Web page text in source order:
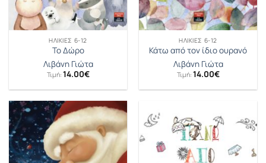
ΗΛΙΚΊΕΣ 6-12
Το Δώρο
Λιβάνη Γιώτα
Τιμή: 14.00€
ΗΛΙΚΊΕΣ 6-12
Κάτω από τον ίδιο ουρανό
Λιβάνη Γιώτα
Τιμή: 14.00€